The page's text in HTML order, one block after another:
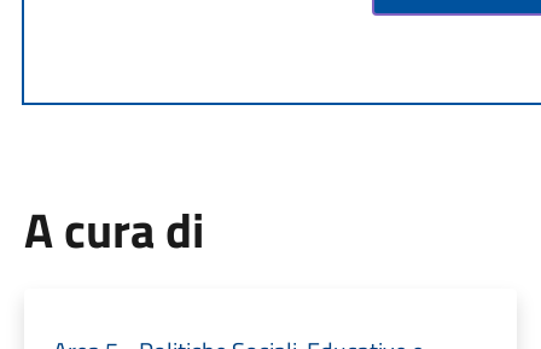
A cura di